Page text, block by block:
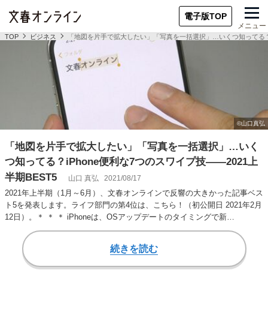
電子版TOP
メニュー
TOP ビジネス 「地図を片手で拡大したい」「写真を一括選択」…いくつ知って
「地図を片手で拡大したい」「写真を一括選択」…いく
つ知ってる？iPhone便利な7つのスワイプ技――2021上
半期BEST5
山口 真弘 2021/08/17
2021年上半期（1月～6月）、文春オンラインで反響の大きかった記事ベス
ト5を発表します。ライフ部門の第4位は、こちら！（初公開日 2021年2月
12日）。＊ ＊ ＊ iPhoneは、OSアップデートのタイミングで新…
続きを読む